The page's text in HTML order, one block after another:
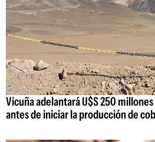
Vicuña adelantará U$S 250
antes de iniciar la producción de